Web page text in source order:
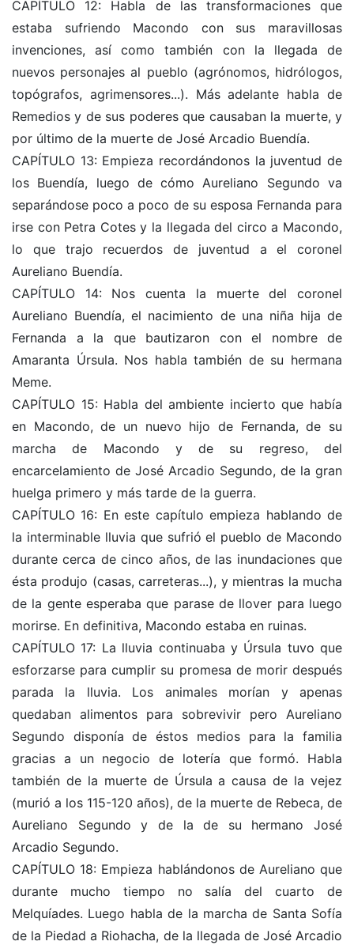
CAPÍTULO 12: Habla de las transformaciones que
estaba sufriendo Macondo con sus maravillosas
invenciones, así como también con la llegada de
nuevos personajes al pueblo (agrónomos, hidrólogos,
topógrafos, agrimensores...). Más adelante habla de
Remedios y de sus poderes que causaban la muerte, y
por último de la muerte de José Arcadio Buendía.
CAPÍTULO 13: Empieza recordándonos la juventud de
los Buendía, luego de cómo Aureliano Segundo va
separándose poco a poco de su esposa Fernanda para
irse con Petra Cotes y la llegada del circo a Macondo,
lo que trajo recuerdos de juventud a el coronel
Aureliano Buendía.
CAPÍTULO 14: Nos cuenta la muerte del coronel
Aureliano Buendía, el nacimiento de una niña hija de
Fernanda a la que bautizaron con el nombre de
Amaranta Úrsula. Nos habla también de su hermana
Meme.
CAPÍTULO 15: Habla del ambiente incierto que había
en Macondo, de un nuevo hijo de Fernanda, de su
marcha de Macondo y de su regreso, del
encarcelamiento de José Arcadio Segundo, de la gran
huelga primero y más tarde de la guerra.
CAPÍTULO 16: En este capítulo empieza hablando de
la interminable lluvia que sufrió el pueblo de Macondo
durante cerca de cinco años, de las inundaciones que
ésta produjo (casas, carreteras...), y mientras la mucha
de la gente esperaba que parase de llover para luego
morirse. En definitiva, Macondo estaba en ruinas.
CAPÍTULO 17: La lluvia continuaba y Úrsula tuvo que
esforzarse para cumplir su promesa de morir después
parada la lluvia. Los animales morían y apenas
quedaban alimentos para sobrevivir pero Aureliano
Segundo disponía de éstos medios para la familia
gracias a un negocio de lotería que formó. Habla
también de la muerte de Úrsula a causa de la vejez
(murió a los 115-120 años), de la muerte de Rebeca, de
Aureliano Segundo y de la de su hermano José
Arcadio Segundo.
CAPÍTULO 18: Empieza hablándonos de Aureliano que
durante mucho tiempo no salía del cuarto de
Melquíades. Luego habla de la marcha de Santa Sofía
de la Piedad a Riohacha, de la llegada de José Arcadio